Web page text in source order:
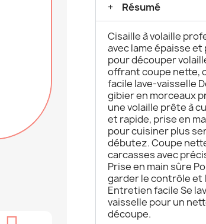
Résumé
Cisaille à volaille
avec lame épaisse
pour découper
offrant coupe nette,
facile lave-vaisselle
gibier en morceaux
une volaille prête à
et rapide, prise en
pour cuisiner plus
débutez. Coupe
carcasses avec
Prise en main sûre
garder le contrôle et
Entretien facile Se
vaisselle pour un
découpe.